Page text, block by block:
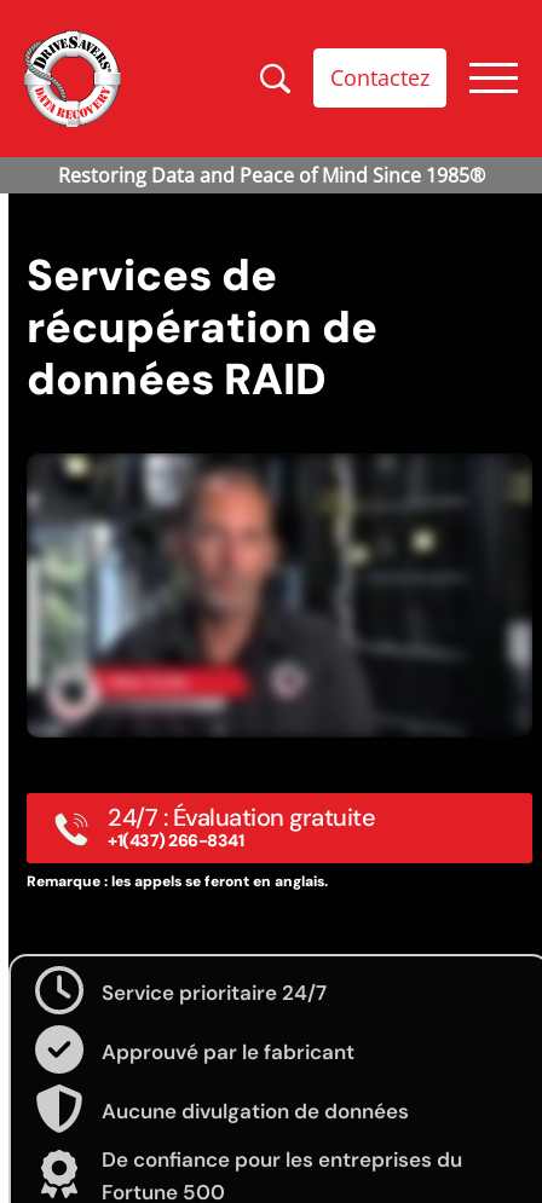
Contactez
Services de
récupération de
données RAID
24/7 : Évaluation gratuite
+1(437) 266-8341
Remarque : les appels se feront en anglais.
Service prioritaire 24/7
Approuvé par le fabricant
Aucune divulgation de données
De confiance pour les entreprises du
Fortune 500